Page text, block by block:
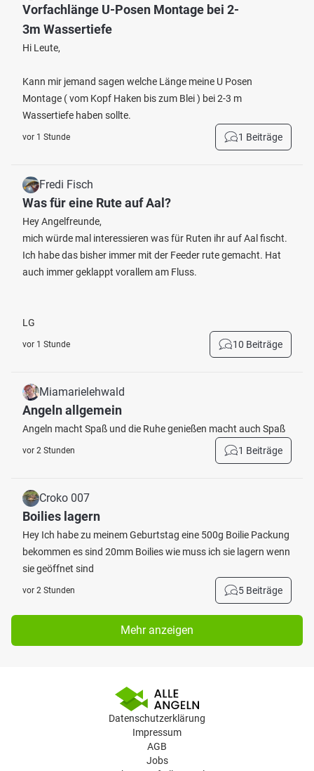
Vorfachlänge U-Posen Montage bei 2-
3m Wassertiefe
Hi Leute,
Kann mir jemand sagen welche Länge meine U Posen
Montage ( vom Kopf Haken bis zum Blei ) bei 2-3 m
Wassertiefe haben sollte.
vor 1 Stunde 1 Beiträge
Fredi Fisch
Was für eine Rute auf Aal?
Hey Angelfreunde,
mich würde mal interessieren was für Ruten ihr auf Aal fischt.
Ich habe das bisher immer mit der Feeder rute gemacht. Hat
auch immer geklappt vorallem am Fluss.
LG
vor 1 Stunde 10 Beiträge
Miamarielehwald
Angeln allgemein
Angeln macht Spaß und die Ruhe genießen macht auch Spaß
vor 2 Stunden 1 Beiträge
Croko 007
Boilies lagern
Hey Ich habe zu meinem Geburtstag eine 500g Boilie Packung
bekommen es sind 20mm Boilies wie muss ich sie lagern wenn
sie geöffnet sind
vor 2 Stunden 5 Beiträge
Mehr anzeigen
Datenschutzerklärung
Impressum
AGB
Jobs